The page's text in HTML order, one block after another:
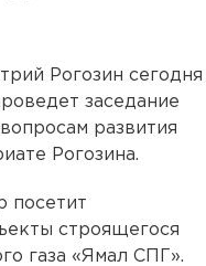
Рогозин сегодня
заседание
развития
Рогозина.
посетит
строящегося
газа «Ямал СПГ ».